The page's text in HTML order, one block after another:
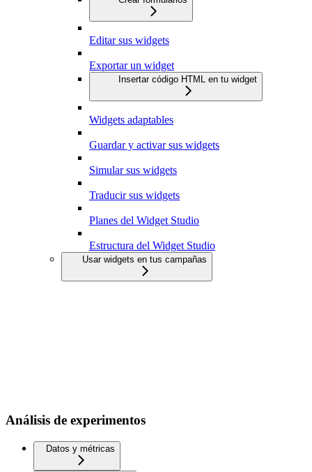
Editar sus widgets
Exportar un widget
Insertar código HTML en tu widget
Widgets adaptables
Guardar y activar sus widgets
Simular sus widgets
Traducir sus widgets
Planes del Widget Studio
Estructura del Widget Studio
Usar widgets en tus campañas
Análisis de experimentos
Datos y métricas